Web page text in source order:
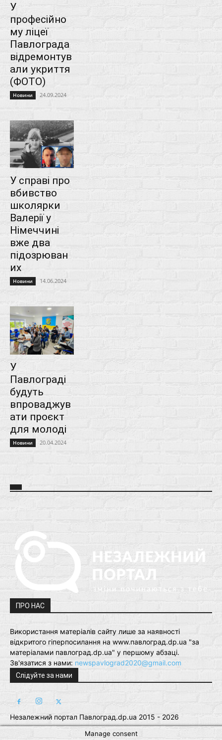
У
професійно
му ліцеї
Павлограда
відремонтув
али укриття
(ФОТО)
Новини 24.09.2024
У справі про
вбивство
школярки
Валерії у
Німеччині
вже два
підозрюван
их
Новини 14.06.2024
У
Павлограді
будуть
впроваджув
ати проєкт
для молоді
Новини 20.04.2024
ПРО НАС
Використання матеріалів сайту лише за наявності
відкритого гіперпосилання на www.павлоград.dp.ua "за
матеріалами павлоград.dp.ua" у першому абзаці.
Зв'язатися з нами: newspavlograd2020@gmail.com
Слідуйте за нами
Незалежний портал Павлоград.dp.ua 2015 - 2026
Manage consent